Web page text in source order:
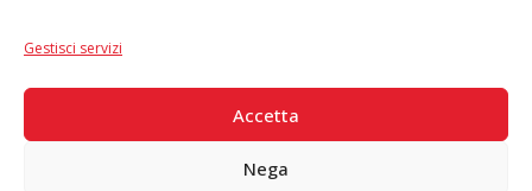
Gestisci servizi
Accetta
Nega